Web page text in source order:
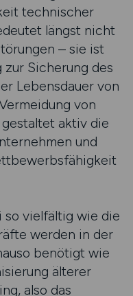
technischer
längst nicht
– sie ist
Sicherung des
Lebensdauer von
von
aktiv die
und
so vielfältig wie die
werden in der
benötigt wie
älterer
also das